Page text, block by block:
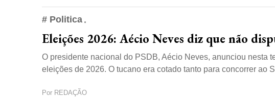
# Politica
Eleições 2026: Aécio Neves diz que não
O presidente nacional do PSDB, Aécio Neves, anunciou nesta
eleições de 2026. O tucano era cotado tanto para concorrer ao
Por REDAÇÃO